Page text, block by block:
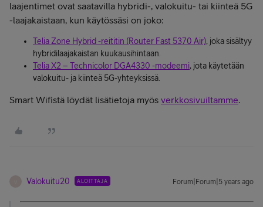
laajentimet ovat saatavilla hybridi-, valokuitu- tai kiinteä 5G
-laajakaistaan, kun käytössäsi on joko:
Telia Zone Hybrid -reititin (Router Fast 5370 Air), joka sisältyy
hybridilaajakaistan kuukausihintaan.
Telia X2 – Technicolor DGA4330 -modeemi, jota käytetään
valokuitu- ja kiinteä 5G-yhteyksissä.
Smart Wifistä löydät lisätietoja myös verkkosivuiltamme.
Valokuitu20 ALOITTAJA Forum|Forum|5 years ago